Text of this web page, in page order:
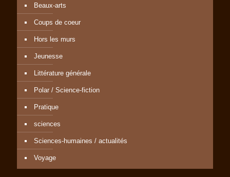
Beaux-arts
Coups de coeur
Hors les murs
Jeunesse
Littérature générale
Polar / Science-fiction
Pratique
sciences
Sciences-humaines / actualités
Voyage